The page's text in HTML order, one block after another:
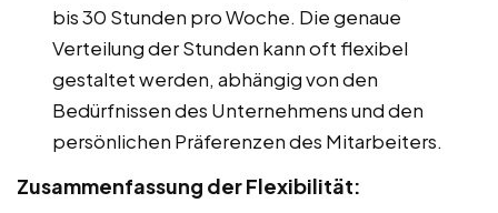
bis 30 Stunden pro Woche. Die genaue
Verteilung der Stunden kann oft flexibel
gestaltet werden, abhängig von den
Bedürfnissen des Unternehmens und den
persönlichen Präferenzen des Mitarbeiters.
Zusammenfassung der Flexibilität: